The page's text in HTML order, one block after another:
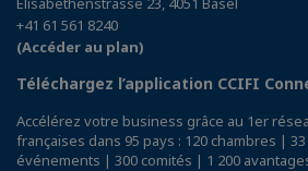
+41 61 561 8240
(Accéder au plan)
Téléchargez l’application CCIFI
Accélérez votre business grâce au 1er
françaises dans 95 pays : 120 chambres |
événements | 300 comités | 1 200